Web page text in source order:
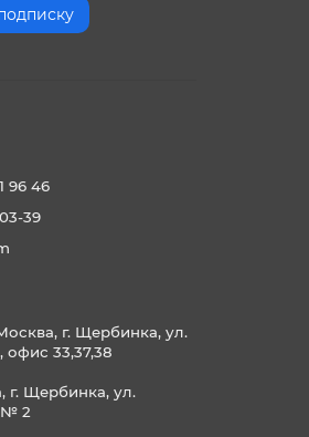
96 46
39
г. Щербинка, ул.
офис 33,37,38
г. Щербинка, ул.
№ 2